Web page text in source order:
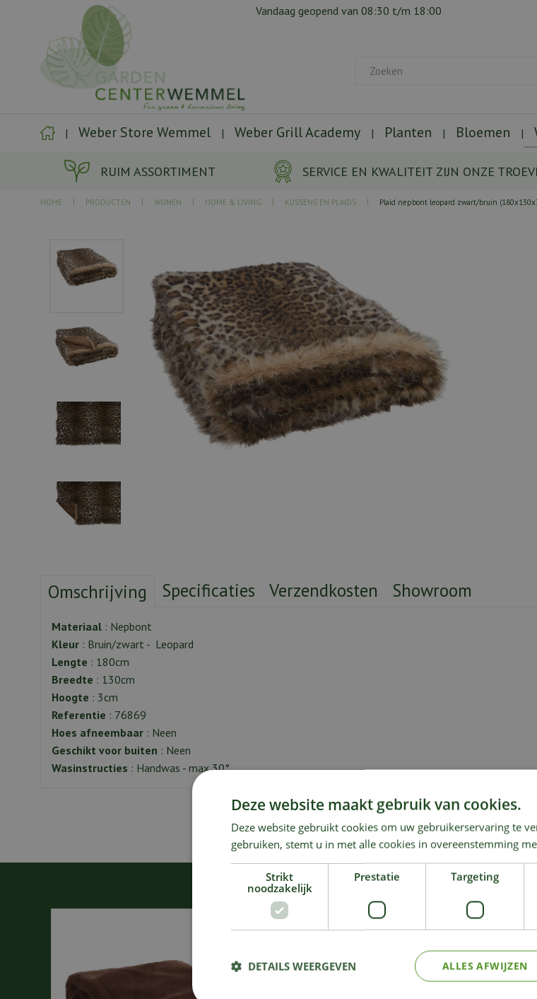
RUIM ASSORTIMENT SERVICE EN KWALITEIT ZIJN ONZE
HOME PRODUCTEN WONEN HOME & LIVING KUSSENS EN PLAIDS Plaid nepbont leopard zwart/bruin
Vandaag geopend van 08:30 t/m 18:00
Weber Store Wemmel Weber Grill Academy Planten Bloemen
Omschrijving Specificaties Verzendkosten Showroom
Materiaal : Nepbont
Kleur : Bruin/zwart - Leopard
Lengte : 180cm
Breedte : 130cm
Hoogte : 3cm
Referentie : 76869
Hoes afneembaar : Neen
Geschikt voor buiten : Neen
Wasinstructies : Handwas - max 30°
Deze website maakt gebruik van cookies.
Deze website gebruikt cookies om uw gebruikerservaring te
gebruiken, stemt u in met alle cookies in overeenstemming
Strikt
noodzakelijk
Prestatie Targeting
ALLES AFWIJZEN
DETAILS WEERGEVEN